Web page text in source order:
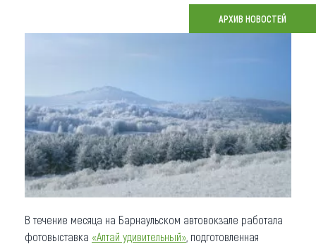
Коллекция впечатлений
Другие рубрики
АРХИВ НОВОСТЕЙ
В течение месяца на Барнаульском автовокзале работала
фотовыставка «Алтай удивительный» , подготовленная